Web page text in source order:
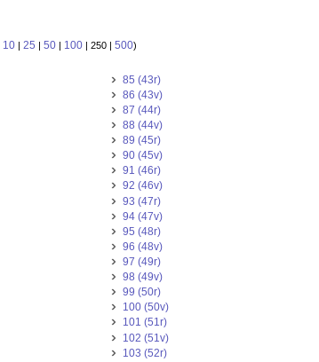
10 25 50 100 | 250 | 500)
85 (43r)
86 (43v)
87 (44r)
88 (44v)
89 (45r)
90 (45v)
91 (46r)
92 (46v)
93 (47r)
94 (47v)
95 (48r)
96 (48v)
97 (49r)
98 (49v)
99 (50r)
100 (50v)
101 (51r)
102 (51v)
103 (52r)